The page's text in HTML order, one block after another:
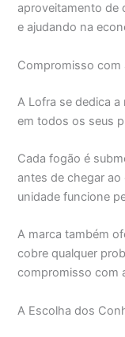
aproveitamento de
e ajudando na
Compromisso com
A Lofra se dedica
em todos os seus
Cada fogão é
antes de chegar
unidade funcione
A marca também
cobre qualquer
compromisso com
A Escolha dos